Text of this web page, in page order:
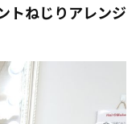
トねじりアレンジ